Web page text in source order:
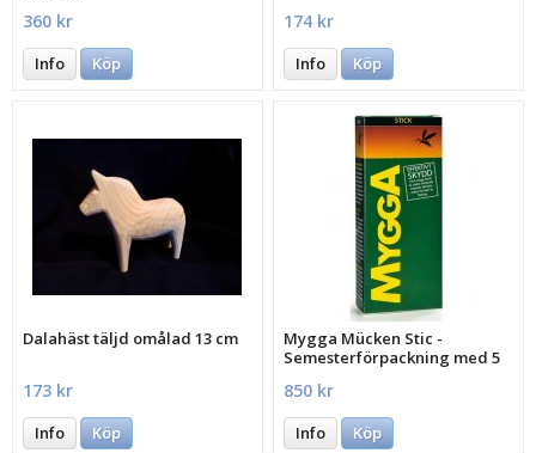
360 kr
Info Köp
174 kr
Info Köp
Dalahäst täljd omålad 13 cm
173 kr
Info Köp
Mygga Mücken Stic -
Semesterförpackning med 5
850 kr
Info Köp